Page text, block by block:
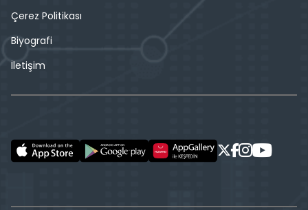
Çerez Politikası
Biyografi
İletişim